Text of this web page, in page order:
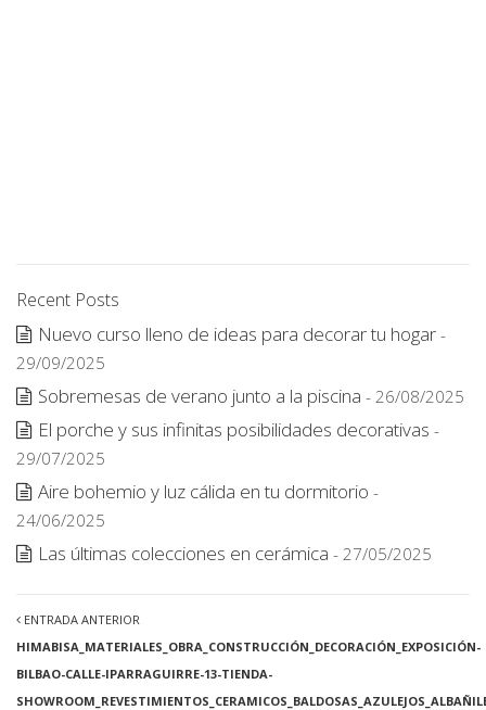
Recent Posts
Nuevo curso lleno de ideas para decorar tu hogar -
29/09/2025
Sobremesas de verano junto a la piscina - 26/08/2025
El porche y sus infinitas posibilidades decorativas -
29/07/2025
Aire bohemio y luz cálida en tu dormitorio -
24/06/2025
Las últimas colecciones en cerámica - 27/05/2025
ENTRADA ANTERIOR
HIMABISA_MATERIALES_OBRA_CONSTRUCCIÓN_DECORACIÓN_EXPOSICIÓN-
BILBAO-CALLE-IPARRAGUIRRE-13-TIENDA-